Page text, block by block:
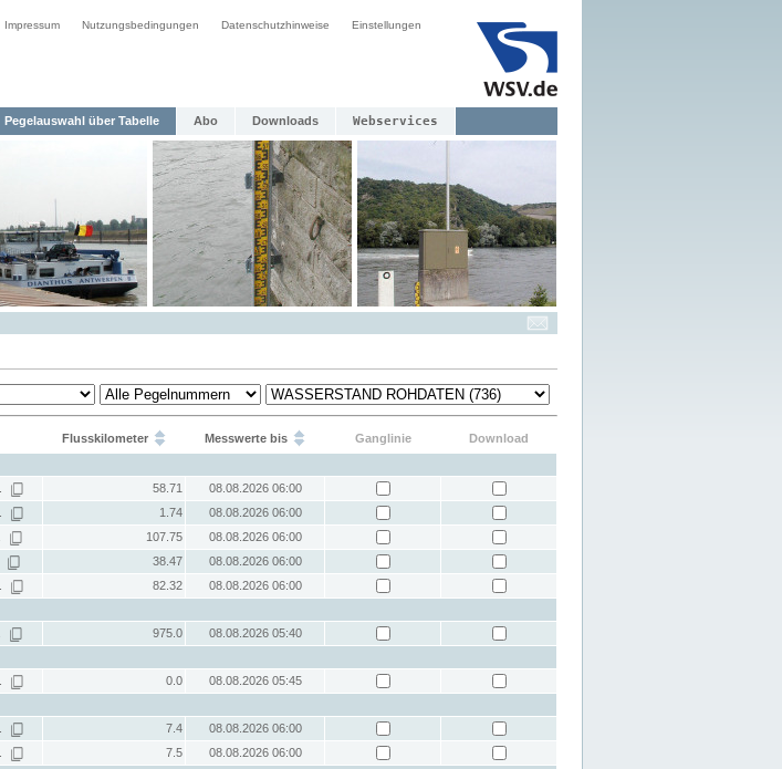
Impressum Nutzungsbedingungen Datenschutzhinweise Einstellungen
Pegelauswahl über Tabelle Abo Downloads Webservices
Flusskilometer Messwerte bis Ganglinie
Download
58.71
08.08.2026 06:00
1.74
08.08.2026 06:00
107.75
08.08.2026 06:00
38.47
08.08.2026 06:00
82.32
08.08.2026 06:00
975.0
08.08.2026 05:40
0.0
08.08.2026 05:45
7.4
08.08.2026 06:00
7.5
08.08.2026 06:00